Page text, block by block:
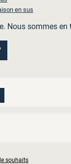
en sus
Nous sommes en
n'est pas
n'est pas disponible
souhaits